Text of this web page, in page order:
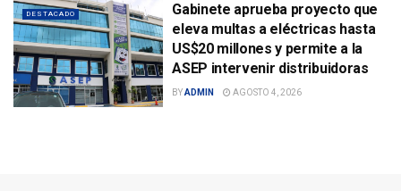
DESTACADO
Gabinete aprueba proyecto que
eleva multas a eléctricas hasta
US$20 millones y permite a la
ASEP intervenir distribuidoras
BYADMIN AGOSTO 4, 2026